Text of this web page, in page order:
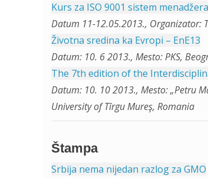
Kurs za ISO 9001 sistem
Datum 11-12.05.2013., Organizator:
Životna sredina ka Evropi – EnE13
Datum: 10. 6 2013., Mesto: PKS,
The 7th edition of the
Datum: 10. 10 2013., Mesto: „Petru
University of Tîrgu Mureş, Romania
Štampa
Srbija nema nijedan razlog za GMO